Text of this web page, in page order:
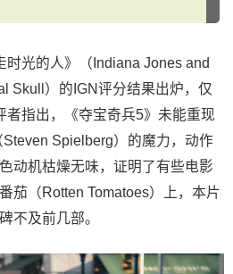
时光的人》（Indiana Jones and
Skull）的IGN评分结果出炉，仅
者指出，《夺宝奇兵5》未能重现
Steven Spielberg）的魔力，动作
动机枯燥无味，证明了有些电影
茄（Rotten Tomatoes）上，本片
不及前几部。